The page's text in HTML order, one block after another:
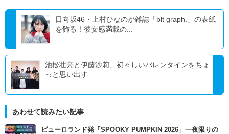
日向坂46・上村ひなのが雑誌「blt graph.」の表紙
を飾る！彼女感満載の...
池松壮亮と伊藤沙莉、初々しいバレンタインをちょ
っと思い出す
あわせて読みたい記事
ピューロランド発「SPOOKY PUMPKIN 2026」一夜限りの